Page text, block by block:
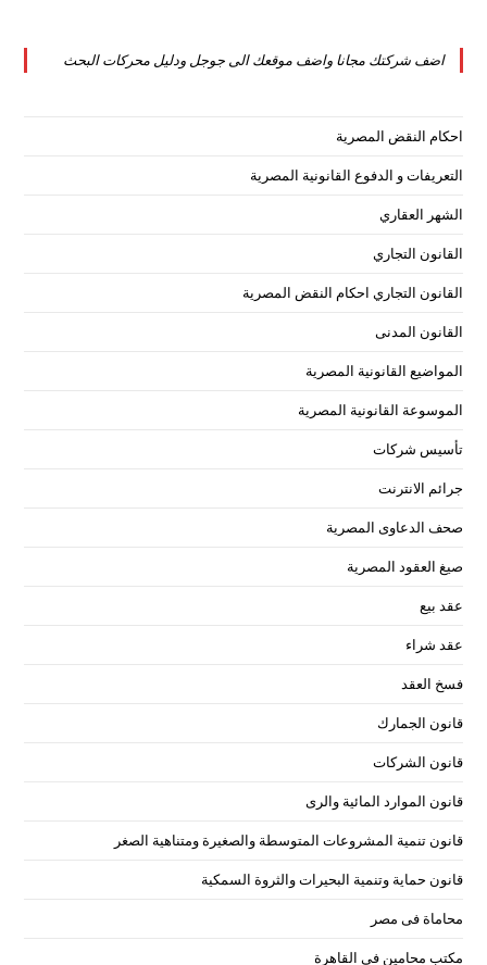
tab
new
اضف شركتك مجانا واضف موقعك الى جوجل ودليل محركات البحث
احكام النقض المصرية
التعريفات و الدفوع القانونية المصرية
الشهر العقاري
القانون التجاري
القانون التجاري احكام النقض المصرية
القانون المدنى
المواضيع القانونية المصرية
الموسوعة القانونية المصرية
تأسيس شركات
جرائم الانترنت
صحف الدعاوى المصرية
صيغ العقود المصرية
عقد بيع
عقد شراء
فسخ العقد
قانون الجمارك
قانون الشركات
قانون الموارد المائية والرى
قانون تنمية المشروعات المتوسطة والصغيرة ومتناهية الصغر
قانون حماية وتنمية البحيرات والثروة السمكية
محاماة فى مصر
مكتب محامين فى القاهرة